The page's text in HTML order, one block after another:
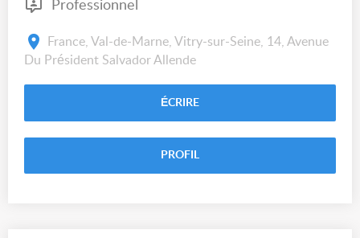
Professionnel
France, Val-de-Marne, Vitry-sur-Seine, 14, Avenue
Du Président Salvador Allende
ÉCRIRE
PROFIL